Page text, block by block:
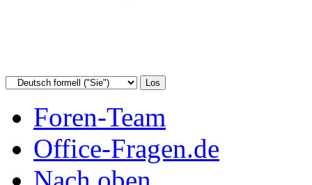
Foren-Team
Office-Fragen.de